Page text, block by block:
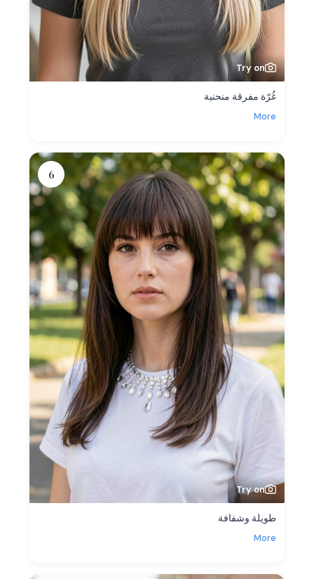
Try on
غُرّة مفرقة منحنية
More
6
Try on
طويلة وشفافة
More